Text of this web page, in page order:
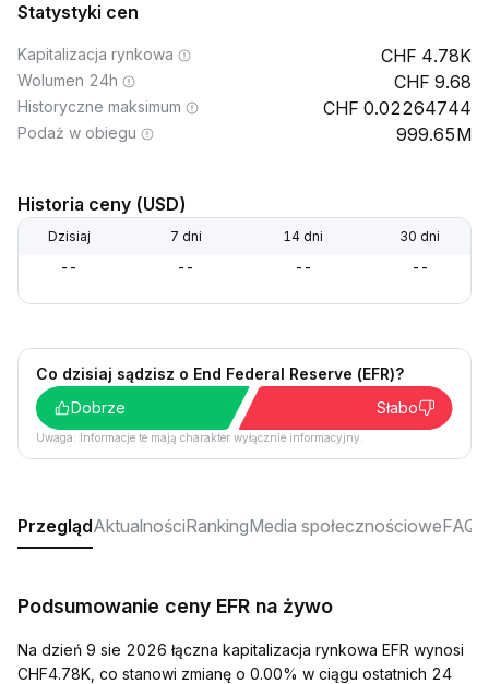
Statystyki cen
Kapitalizacja rynkowa 4.78K
Wolumen 24h 9.68
Historyczne maksimum 0.02264744
Podaż w obiegu 999.65M
Historia ceny (USD)
Dzisiaj 7 dni 14 dni 30 dni
-- -- -- --
Co dzisiaj sądzisz o End Federal Reserve (EFR)?
Dobrze
Słabo
Uwaga: Informacje te mają charakter wyłącznie informacyjny.
PrzeglądAktualnościRankingMedia społecznościoweFAQ
Podsumowanie ceny EFR na żywo
Na dzień 9 sie 2026 łączna kapitalizacja rynkowa EFR wynosi
CHF4.78K, co stanowi zmianę o 0.00% w ciągu ostatnich 24